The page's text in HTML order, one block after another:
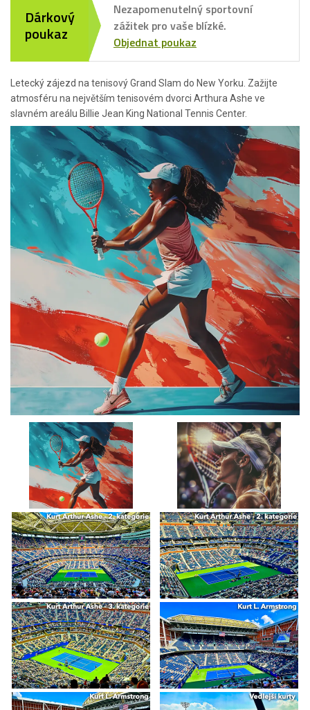
Letecký zájezd na tenisový Grand Slam do New Yorku. Zažijte
atmosféru na největším tenisovém dvorci Arthura Ashe ve
slavném areálu Billie Jean King National Tennis Center.
Dárkový
poukaz
Nezapomenutelný sportovní
zážitek pro vaše blízké.
Objednat poukaz